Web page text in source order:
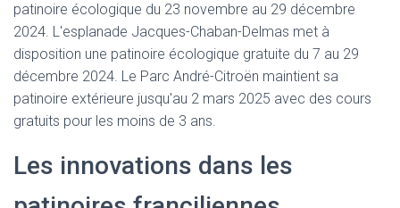
patinoire écologique du 23 novembre au 29 décembre
2024. L'esplanade Jacques-Chaban-Delmas met à
disposition une patinoire écologique gratuite du 7 au 29
décembre 2024. Le Parc André-Citroën maintient sa
patinoire extérieure jusqu'au 2 mars 2025 avec des cours
gratuits pour les moins de 3 ans.
Les innovations dans les